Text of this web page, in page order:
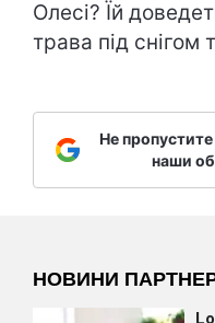
Олесі? Їй
трава під снігом
Не
наши